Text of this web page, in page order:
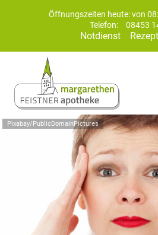
Öffnungszeiten heute: von
Telefon:
08453
Notdienst
Pixabay/PublicDomainPictures